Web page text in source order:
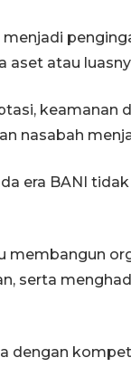
aset atau
keamanan
nasabah
era BANI
membangun
serta
dengan